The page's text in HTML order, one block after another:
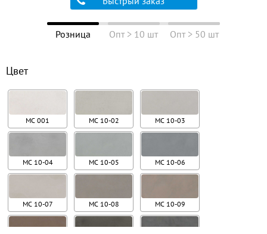
Розница Опт > 10 шт Опт > 50 шт
Цвет
MC 001 MC 10-02 MC 10-03
MC 10-04 MC 10-05 MC 10-06
MC 10-07 MC 10-08 MC 10-09